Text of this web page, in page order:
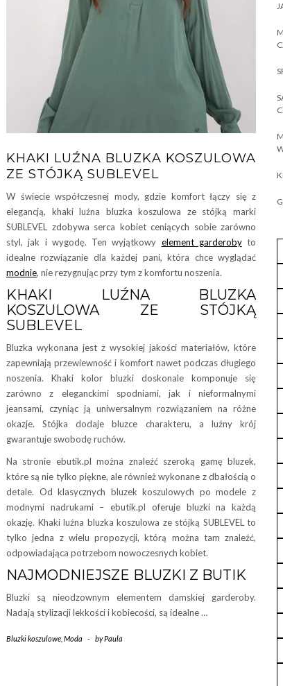
KHAKI LUŹNA BLUZKA KOSZULOWA
ZE STÓJKĄ SUBLEVEL
W świecie współczesnej mody, gdzie komfort łączy się z
elegancją, khaki luźna bluzka koszulowa ze stójką marki
SUBLEVEL zdobywa serca kobiet ceniących sobie zarówno
styl, jak i wygodę. Ten wyjątkowy element garderobyto
idealne rozwiązanie dla każdej pani, która chce wyglądać
modnie, nie rezygnując przy tym z komfortu noszenia.
KHAKI LUŹNA BLUZKA
KOSZULOWA ZE STÓJKĄ
SUBLEVEL
Bluzka wykonana jest z wysokiej jakości materiałów, które
zapewniają przewiewność i komfort nawet podczas długiego
noszenia. Khaki kolor bluzki doskonale komponuje się
zarówno z eleganckimi spodniami, jak i nieformalnymi
jeansami, czyniąc ją uniwersalnym rozwiązaniem na różne
okazje. Stójka dodaje bluzce charakteru, a luźny krój
gwarantuje swobodę ruchów.
Na stronie ebutik.pl można znaleźć szeroką gamę bluzek,
które są nie tylko piękne, ale również wykonane z dbałością o
detale. Od klasycznych bluzek koszulowych po modele z
modnymi nadrukami – ebutik.pl oferuje bluzki na każdą
okazję. Khaki luźna bluzka koszulowa ze stójką SUBLEVEL to
tylko jedna z wielu propozycji, którą można tam znaleźć,
odpowiadająca potrzebom nowoczesnych kobiet.
NAJMODNIEJSZE BLUZKI Z BUTIK
Bluzki są nieodzownym elementem damskiej garderoby.
Nadają stylizacji lekkości i kobiecości, są idealne …
Bluzki koszulowe Moda - byPaula